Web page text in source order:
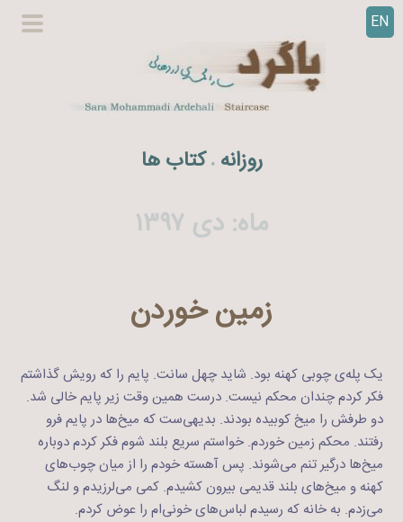
EN
روزانه . کتاب ها
ماه: دی ۱۳۹۷
زمین خوردن
یک پله‌ی چوبی کهنه بود. شاید چهل سانت. پایم را که رویش گذاشتم
فکر کردم چندان محکم نیست. درست همین وقت زیر پایم خالی شد.
دو طرفش را میخ کوبیده‌ بودند. بدیهی‌ست که میخ‌ها در پایم فرو
رفتند. محکم زمین خوردم. خواستم سریع بلند شوم فکر کردم دوباره
میخ‌ها درگیر تنم می‌شوند. پس آهسته خودم را از میان چوب‌های
کهنه و میخ‌های بلند قدیمی بیرون کشیدم. کمی می‌لرزیدم و لنگ
می‌زدم. به خانه که رسیدم لباس‌های خونی‌ام را عوض کردم.